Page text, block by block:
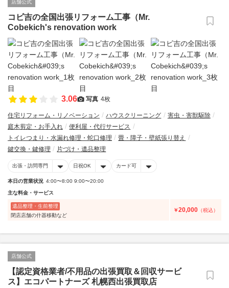
店舗公式
コビ吉の全国出張リフォーム工事（Mr.
Cobekich's renovation work
3.06 写真 4枚
住宅リフォーム・リノベーション ハウスクリーニング
害虫・害獣駆除
庭木剪定・お手入れ
便利屋・代行サービス
トイレつまり・水漏れ修理・蛇口修理
畳・障子・壁紙張り替え
鍵交換・鍵修理
片づけ・遺品整理
出張・訪問専門 日祝OK カード可
本日の営業状況 4:00〜8:00 9:00〜20:00
主な料金・サービス
遺品整理・生前整理
閉店店舗の什器移動など
￥20,000 （税込）
店舗公式
【認定資格業者/不用品の出張買取＆回収サービ
ス】エコパートナーズ 札幌西出張買取店